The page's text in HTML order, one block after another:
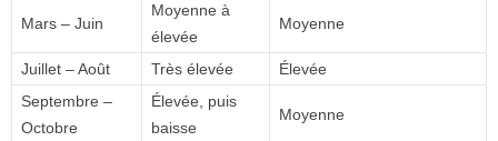
Mars – Juin
Moyenne à
élevée
Moyenne
Juillet – Août Très élevée
Élevée
Septembre –
Octobre
Élevée, puis
baisse
Moyenne